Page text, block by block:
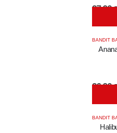
27,90
BANDIT
26,90
BANDIT